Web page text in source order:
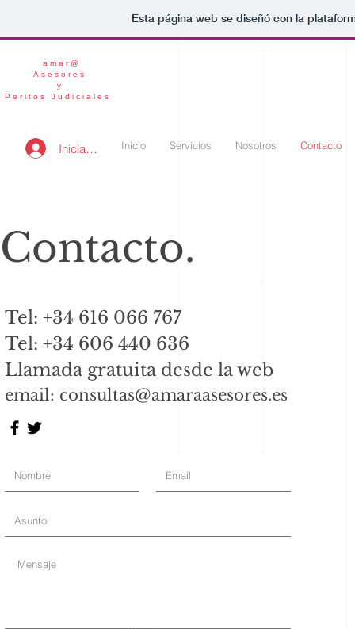
Esta página web se diseñó con la
amar@
Asesores
y
Peritos Judiciales
Iniciar sesiónInicio Servicios Nosotros Contacto
Contacto.
Tel: +34 616 066 767
Tel: +34 606 440 636
Llamada gratuita desde la web
email: consultas@amaraasesores.es